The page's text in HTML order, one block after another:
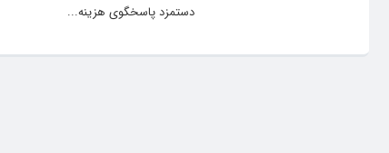
دستمزد پاسخگوی هزینه...